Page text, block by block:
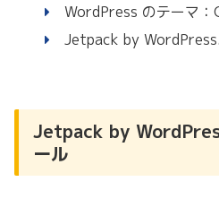
WordPress のテーマ
Jetpack by
Jetpack by
ール